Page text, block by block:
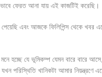
ফেরত আনা যায় এই কাজটিই করেছি।
এবং আজকে ফিলিপিন্স থেকে খবর
হচ্ছে যে ভূমিকম্প যেমন বারে বারে
পরিস্থিতি খানিকটা আমার নিয়ন্ত্রণে